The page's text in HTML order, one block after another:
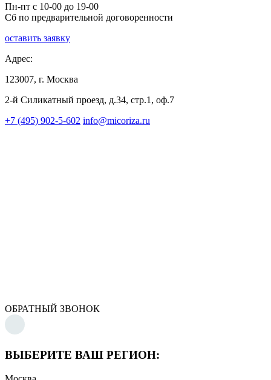
Пн-пт с 10-00 до 19-00
Сб по предварительной договоренности
оставить заявку
Адрес:
123007, г. Москва
2-й Силикатный проезд, д.34, стр.1, оф.7
+7 (495) 902-5-602 info@micoriza.ru
ОБРАТНЫЙ ЗВОНОК
ВЫБЕРИТЕ ВАШ РЕГИОН: